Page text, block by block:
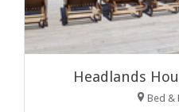
Headlands
Bed &